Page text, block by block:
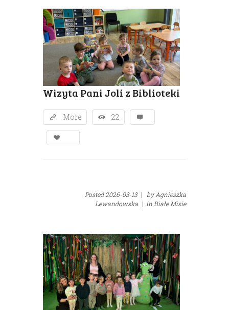
Wizyta Pani Joli z Biblioteki
More 22
Posted2026-03-13 | byAgnieszka
Lewandowska | in Białe Misie